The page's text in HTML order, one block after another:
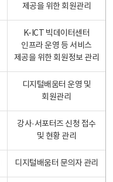
제공을 위한 회원관리
K-ICT 빅데이터센터
인프라 운영 등 서비스
제공을 위한 회원정보 관리
디지털배움터 운영 및
회원관리
강사·서포터즈 신청 접수
및 현황 관리
디지털배움터 문의자 관리